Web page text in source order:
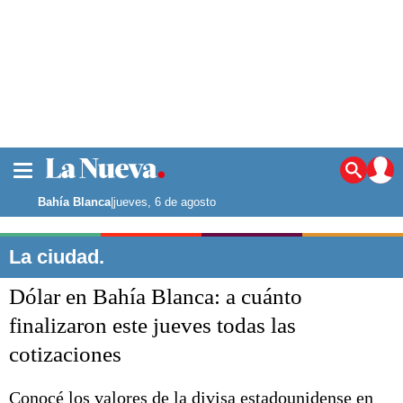
Noticias
La ciudad
Punta Alta
El mundo
Seguridad
Liga del Sur
Bahía Blanca|jueves, 6 de agosto
La ciudad.
Dólar en Bahía Blanca: a cuánto
finalizaron este jueves todas las
cotizaciones
Conocé los valores de la divisa estadounidense en